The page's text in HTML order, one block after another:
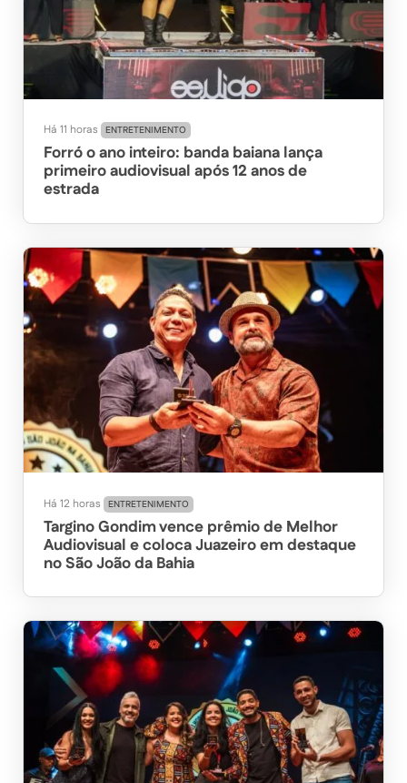
Há 11 horas ENTRETENIMENTO
Forró o ano inteiro: banda baiana lança
primeiro audiovisual após 12 anos de
estrada
Há 12 horas ENTRETENIMENTO
Targino Gondim vence prêmio de Melhor
Audiovisual e coloca Juazeiro em destaque
no São João da Bahia